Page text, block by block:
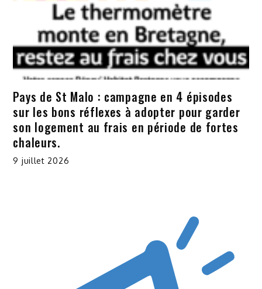
Pays de St Malo : campagne en 4 épisodes
sur les bons réflexes à adopter pour garder
son logement au frais en période de fortes
chaleurs.
9 juillet 2026